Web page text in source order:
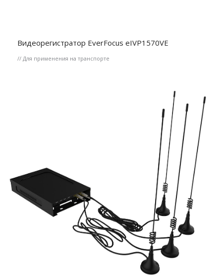
Видеорегистратор EverFocus eIVP1570VE
// Для применения на транспорте